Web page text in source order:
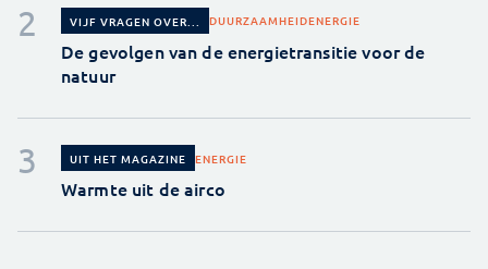
VIJF VRAGEN OVER... DUURZAAMHEIDENERGIE
De gevolgen van de energietransitie voor de
natuur
UIT HET MAGAZINE ENERGIE
Warmte uit de airco